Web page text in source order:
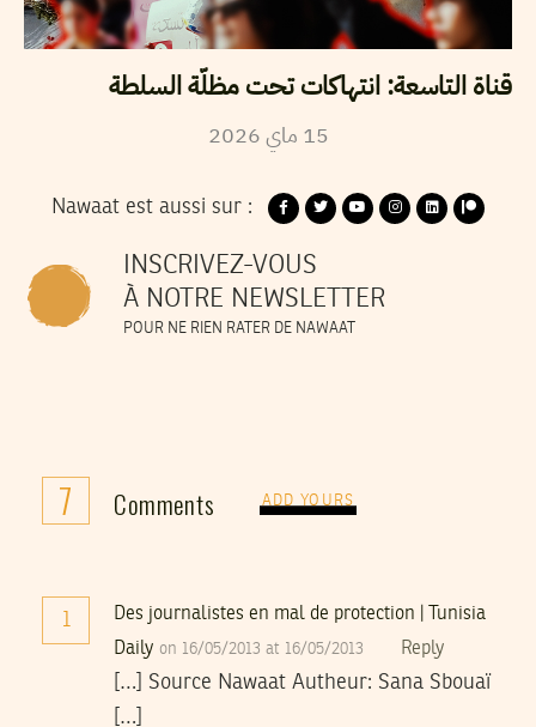
قناة التاسعة: انتهاكات تحت مظلّة السلطة
15 ماي2026
Nawaat est aussi sur :
INSCRIVEZ-VOUS
À NOTRE NEWSLETTER
POUR NE RIEN RATER DE NAWAAT
7 Comments ADD YOURS
1
Des journalistes en mal de protection | Tunisia
Daily on 16/05/2013 at 16/05/2013 Reply
[…] Source Nawaat Autheur: Sana Sbouaï
[…]